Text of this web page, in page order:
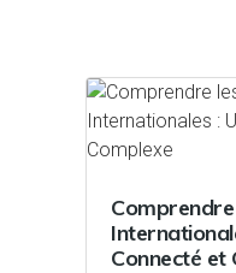
Connecté et